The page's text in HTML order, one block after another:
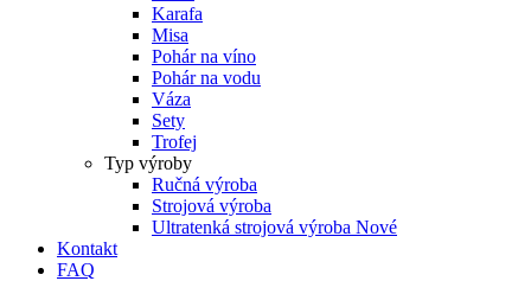
Karafa
Misa
Pohár na víno
Pohár na vodu
Váza
Sety
Trofej
Typ výroby
Ručná výroba
Strojová výroba
Ultratenká strojová výroba Nové
Kontakt
FAQ